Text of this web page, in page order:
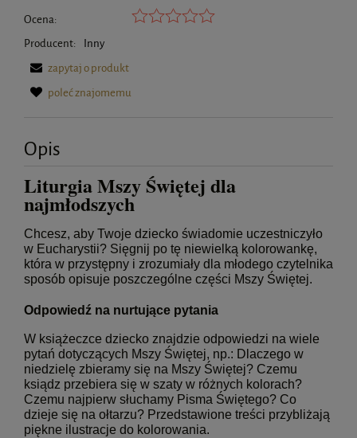
Ocena:
Producent:
Inny
zapytaj o produkt
poleć znajomemu
Opis
Liturgia Mszy Świętej dla
najmłodszych
Chcesz, aby Twoje dziecko świadomie uczestniczyło
w Eucharystii? Sięgnij po tę niewielką kolorowankę,
która w przystępny i zrozumiały dla młodego czytelnika
sposób opisuje poszczególne części Mszy Świętej.
Odpowiedź na nurtujące pytania
W książeczce dziecko znajdzie odpowiedzi na wiele
pytań dotyczących Mszy Świętej, np.: Dlaczego w
niedzielę zbieramy się na Mszy Świętej? Czemu
ksiądz przebiera się w szaty w różnych kolorach?
Czemu najpierw słuchamy Pisma Świętego? Co
dzieje się na ołtarzu? Przedstawione treści przybliżają
piękne ilustracje do kolorowania.